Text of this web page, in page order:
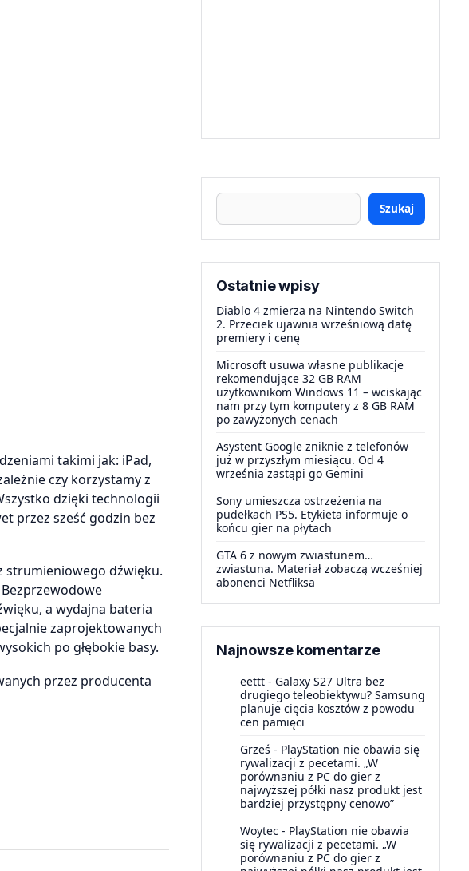
takimi jak: iPad,
czy korzystamy z
dzięki technologii
przez sześć godzin bez
strumieniowego dźwięku.
a wydajna bateria
zaprojektowanych
po głębokie basy.
przez producenta
Szukaj
Ostatnie wpisy
Diablo 4 zmierza na Nintendo Switch
2. Przeciek ujawnia wrześniową datę
premiery i cenę
Microsoft usuwa własne publikacje
rekomendujące 32 GB RAM
użytkownikom Windows 11 – wciskając
nam przy tym komputery z 8 GB RAM
po zawyżonych cenach
Asystent Google zniknie z telefonów
już w przyszłym miesiącu. Od 4
września zastąpi go Gemini
Sony umieszcza ostrzeżenia na
pudełkach PS5. Etykieta informuje o
końcu gier na płytach
GTA 6 z nowym zwiastunem…
zwiastuna. Materiał zobaczą wcześniej
abonenci Netfliksa
Najnowsze komentarze
eettt - Galaxy S27 Ultra bez
drugiego teleobiektywu? Samsung
planuje cięcia kosztów z powodu
cen pamięci
Grześ - PlayStation nie obawia się
rywalizacji z pecetami. „W
porównaniu z PC do gier z
najwyższej półki nasz produkt jest
bardziej przystępny cenowo”
Woytec - PlayStation nie obawia
się rywalizacji z pecetami. „W
porównaniu z PC do gier z